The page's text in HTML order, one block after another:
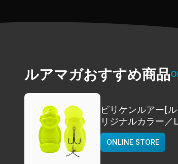
ルアマガおすすめ商品
ビリケンルアー[
リジナルカラー／
deps
ONLINE STORE